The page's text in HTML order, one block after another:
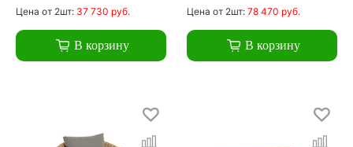
Цена от 2шт: 37 730 руб.
В корзину
Цена от 2шт: 78 470 руб.
В корзину